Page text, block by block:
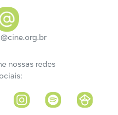
nossas redes